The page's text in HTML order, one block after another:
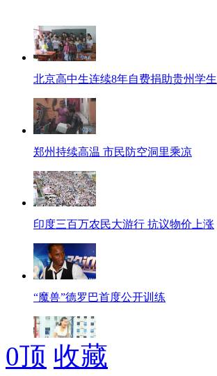
北京高中生连续8年自费捐助贵州学生
郑州持续高温 市民防空洞里乘凉
印度三百万农民大游行 抗议物价上涨
“魔兽”德罗巴首度公开训练
女子被欠9千元工资登楼轻生
0顶 收藏